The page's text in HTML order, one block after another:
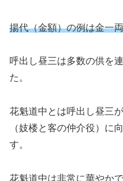
揚代（金額）の例は金一
呼出し昼三は多数の供を
た。
花魁道中とは呼出し昼三
（妓楼と客の仲介役）に
す。
花魁道中は非常に華やか